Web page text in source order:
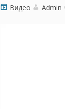
Видео Admin